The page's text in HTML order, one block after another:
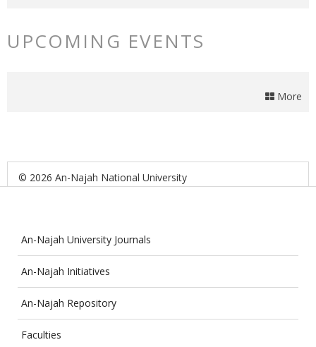
UPCOMING EVENTS
More
© 2026 An-Najah National University
An-Najah University Journals
An-Najah Initiatives
An-Najah Repository
Faculties